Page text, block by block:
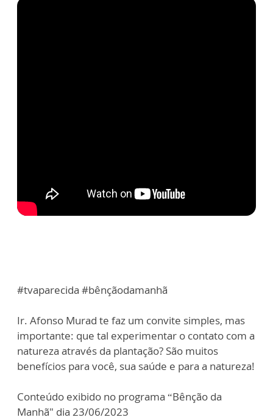
#tvaparecida #bênçãodamanhã
Ir. Afonso Murad te faz um convite simples, mas
importante: que tal experimentar o contato com a
natureza através da plantação? São muitos
benefícios para você, sua saúde e para a natureza!
Conteúdo exibido no programa “Bênção da
Manhã" dia 23/06/2023